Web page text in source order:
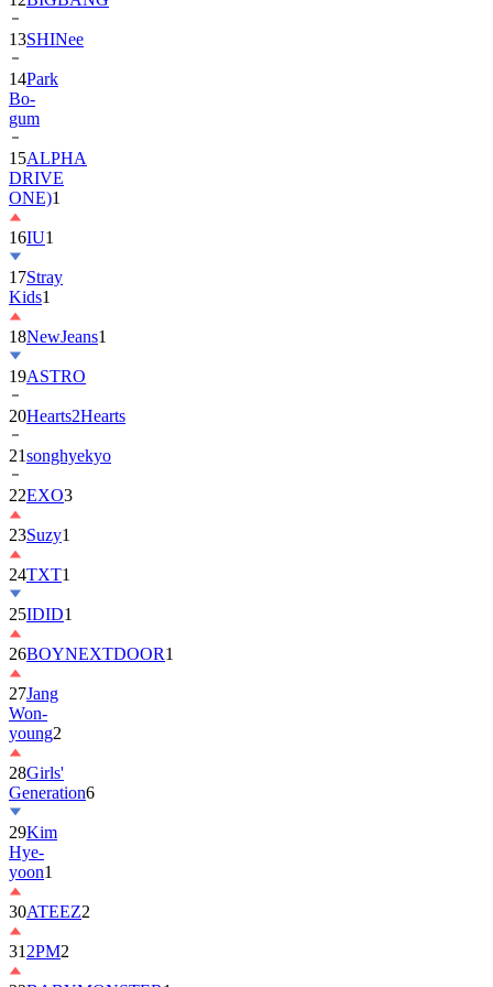
13SHINee
14Park
Bo-
gum
15ALPHA
DRIVE
ONE)1
16IU1
17Stray
Kids1
18NewJeans1
19ASTRO
20Hearts2Hearts
21songhyekyo
22EXO3
23Suzy1
24TXT1
25IDID1
26BOYNEXTDOOR1
27Jang
Won-
young2
28Girls'
Generation6
29Kim
Hye-
yoon1
30ATEEZ2
31 2PM2